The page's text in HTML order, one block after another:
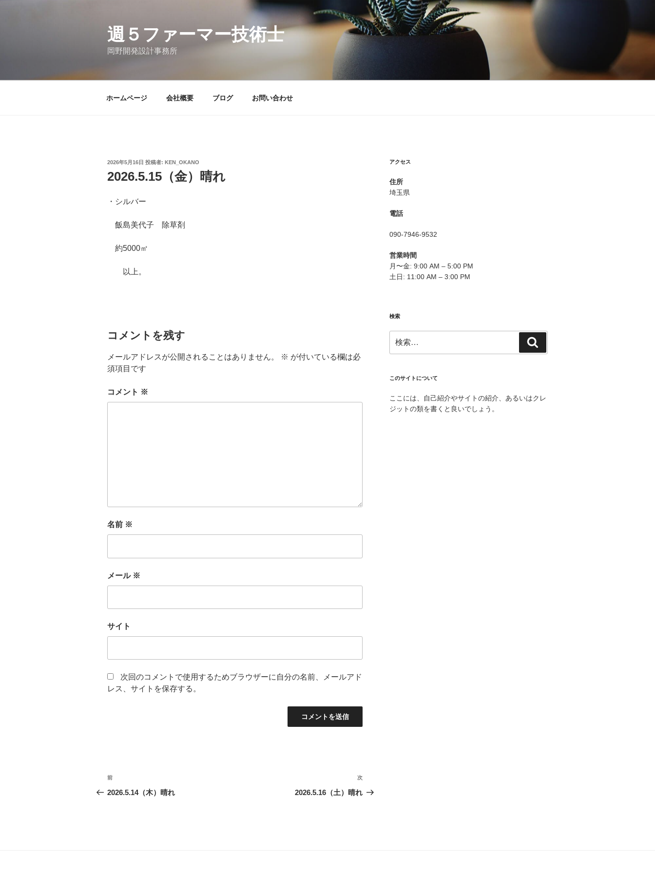
週５ファーマー技術士
岡野開発設計事務所
ホームページ 会社概要 ブログ お問い合わせ
投
日:
2026年5月16日 投稿者: KEN_OKANO
2026.5.15（金）晴れ
・シルバー
飯島美代子 除草剤
約5000㎡
以上。
コメントを残す
メールアドレスが公開されることはありません。 ※ が付いている欄は必
須項目です
コメント ※
名前 ※
メール ※
サイト
次回のコメントで使用するためブラウザーに自分の名前、メールアド
レス、サイトを保存する。
投
稿
前
の
前
2026.5.14（木）晴れ
次
の
次
2026.5.16（土）晴れ
アクセス
住所
埼玉県
電話
090-7946-9532
営業時間
月〜金: 9:00 AM – 5:00 PM
土日: 11:00 AM – 3:00 PM
検索
索:
索
このサイトについて
ここには、自己紹介やサイトの紹介、あるいはクレ
ジットの類を書くと良いでしょう。